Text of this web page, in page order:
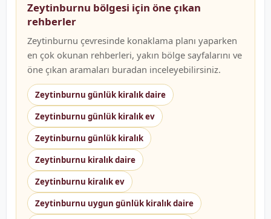
Zeytinburnu bölgesi için öne çıkan
rehberler
Zeytinburnu çevresinde konaklama planı yaparken
en çok okunan rehberleri, yakın bölge sayfalarını ve
öne çıkan aramaları buradan inceleyebilirsiniz.
Zeytinburnu günlük kiralık daire
Zeytinburnu günlük kiralık ev
Zeytinburnu günlük kiralık
Zeytinburnu kiralık daire
Zeytinburnu kiralık ev
Zeytinburnu uygun günlük kiralık daire